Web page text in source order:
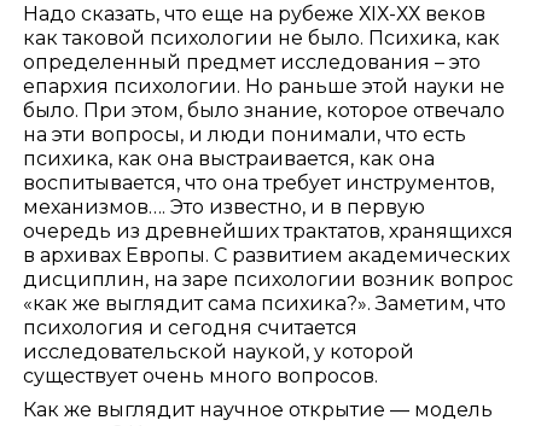
Надо сказать, что еще на рубеже ХIХ-ХХ веков
как таковой психологии не было. Психика, как
определенный предмет исследования – это
епархия психологии. Но раньше этой науки не
было. При этом, было знание, которое отвечало
на эти вопросы, и люди понимали, что есть
психика, как она выстраивается, как она
воспитывается, что она требует инструментов,
механизмов…. Это известно, и в первую
очередь из древнейших трактатов, хранящихся
в архивах Европы. С развитием академических
дисциплин, на заре психологии возник вопрос
«как же выглядит сама психика?». Заметим, что
психология и сегодня считается
исследовательской наукой, у которой
существует очень много вопросов.
Как же выглядит научное открытие — модель